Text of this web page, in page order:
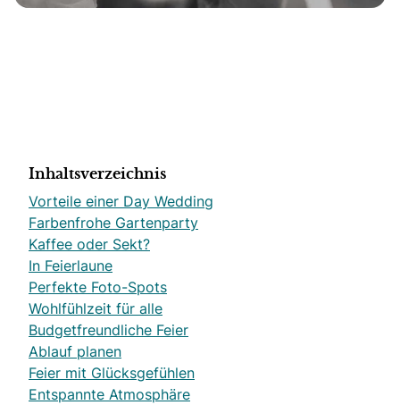
Inhaltsverzeichnis
Vorteile einer Day Wedding
Farbenfrohe Gartenparty
Kaffee oder Sekt?
In Feierlaune
Perfekte Foto-Spots
Wohlfühlzeit für alle
Budgetfreundliche Feier
Ablauf planen
Feier mit Glücksgefühlen
Entspannte Atmosphäre